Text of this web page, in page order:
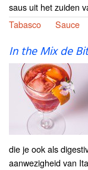
saus uit het zuiden
Tabasco
Sauce
In the Mix de
die je ook als
aanwezigheid van